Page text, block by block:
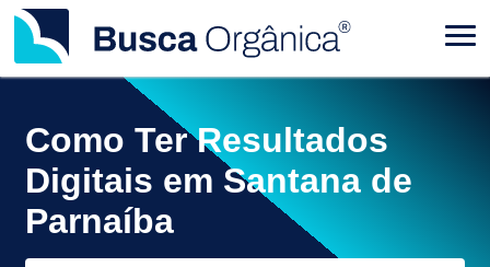
Como Ter Resultados
Digitais em Santana de
Parnaíba